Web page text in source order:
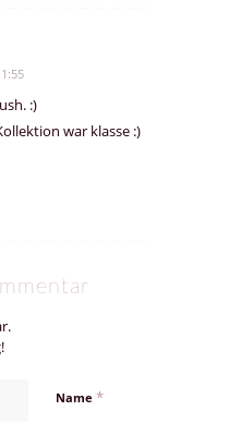
:)
war klasse :)
Name *